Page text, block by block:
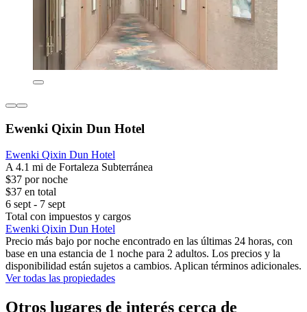
Ewenki Qixin Dun Hotel
Ewenki Qixin Dun Hotel
A 4.1 mi de Fortaleza Subterránea
$37 por noche
$37 en total
6 sept - 7 sept
Total con impuestos y cargos
Ewenki Qixin Dun Hotel
Precio más bajo por noche encontrado en las últimas 24 horas, con
base en una estancia de 1 noche para 2 adultos. Los precios y la
disponibilidad están sujetos a cambios. Aplican términos adicionales.
Ver todas las propiedades
Otros lugares de interés cerca de